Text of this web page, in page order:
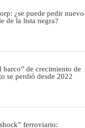
¿se puede pedir nuevo
de la lista negra?
barco” de crecimiento de
se perdió desde 2022
ferroviario: